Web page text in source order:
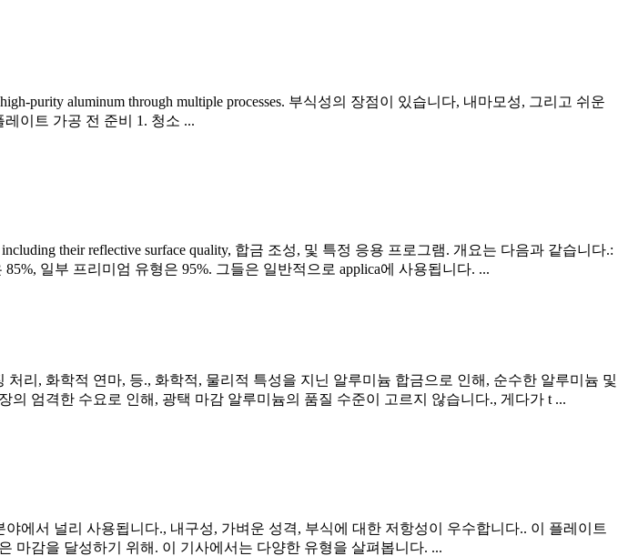
purity aluminum through multiple processes. 부식성의 장점이 있습니다, 내마모성, 그리고 쉬운
이트 가공 전 준비 1. 청소 ...
their reflective surface quality, 합금 조성, 및 특정 응용 프로그램. 개요는 다음과 같습니다.:
일부 프리미엄 유형은 95%. 그들은 일반적으로 applica에 사용됩니다. ...
리, 화학적 연마, 등., 화학적, 물리적 특성을 지닌 알루미늄 합금으로 인해, 순수한 알루미늄 및
엄격한 수요로 인해, 광택 마감 알루미늄의 품질 수준이 고르지 않습니다., 게다가 t ...
에서 널리 사용됩니다., 내구성, 가벼운 성격, 부식에 대한 저항성이 우수합니다.. 이 플레이트
마감을 달성하기 위해. 이 기사에서는 다양한 유형을 살펴봅니다. ...